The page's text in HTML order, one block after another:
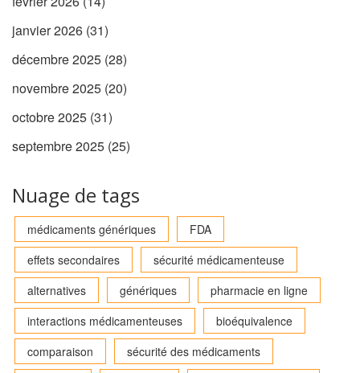
janvier 2026 (31)
décembre 2025 (28)
novembre 2025 (20)
octobre 2025 (31)
septembre 2025 (25)
Nuage de tags
médicaments génériques
FDA
effets secondaires
sécurité médicamenteuse
alternatives
génériques
pharmacie en ligne
interactions médicamenteuses
bioéquivalence
comparaison
sécurité des médicaments